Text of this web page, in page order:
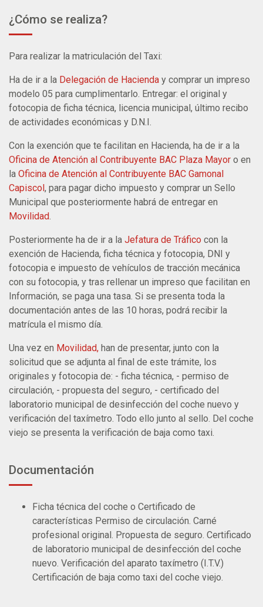
¿Cómo se realiza?
Para realizar la matriculación del Taxi:
Ha de ir a la Delegación de Hacienda y comprar un impreso
modelo 05 para cumplimentarlo. Entregar: el original y
fotocopia de ficha técnica, licencia municipal, último recibo
de actividades económicas y D.N.I.
Con la exención que te facilitan en Hacienda, ha de ir a la
Oficina de Atención al Contribuyente BAC Plaza Mayor o en
la Oficina de Atención al Contribuyente BAC Gamonal
Capiscol, para pagar dicho impuesto y comprar un Sello
Municipal que posteriormente habrá de entregar en
Movilidad.
Posteriormente ha de ir a la Jefatura de Tráfico con la
exención de Hacienda, ficha técnica y fotocopia, DNI y
fotocopia e impuesto de vehículos de tracción mecánica
con su fotocopia, y tras rellenar un impreso que facilitan en
Información, se paga una tasa. Si se presenta toda la
documentación antes de las 10 horas, podrá recibir la
matrícula el mismo día.
Una vez en Movilidad, han de presentar, junto con la
solicitud que se adjunta al final de este trámite, los
originales y fotocopia de: - ficha técnica, - permiso de
circulación, - propuesta del seguro, - certificado del
laboratorio municipal de desinfección del coche nuevo y
verificación del taxímetro. Todo ello junto al sello. Del coche
viejo se presenta la verificación de baja como taxi.
Documentación
Ficha técnica del coche o Certificado de
características Permiso de circulación. Carné
profesional original. Propuesta de seguro. Certificado
de laboratorio municipal de desinfección del coche
nuevo. Verificación del aparato taxímetro (I.T.V.)
Certificación de baja como taxi del coche viejo.